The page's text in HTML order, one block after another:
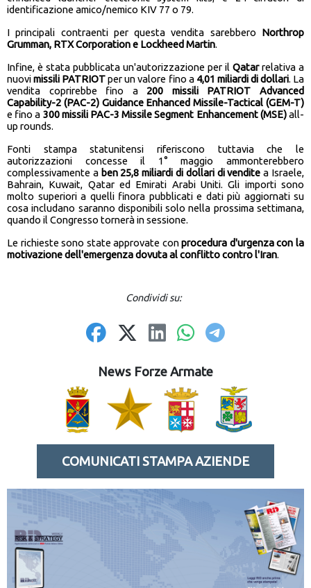
identificazione amico/nemico KIV 77 o 79.
I principali contraenti per questa vendita sarebbero Northrop
Grumman, RTX Corporation e Lockheed Martin.
Infine, è stata pubblicata un'autorizzazione per il Qatarrelativa a
nuovimissili PATRIOTper un valore fino a 4,01 miliardi di dollari. La
vendita coprirebbe fino a 200 missili PATRIOT Advanced
Capability-2 (PAC-2) Guidance Enhanced Missile-Tactical (GEM-T)
e fino a 300 missili PAC-3 Missile Segment Enhancement (MSE)all-
up rounds.
Fonti stampa statunitensi riferiscono tuttavia che le
autorizzazioni concesse il 1° maggio ammonterebbero
complessivamente a ben 25,8 miliardi di dollari di vendite a Israele,
Bahrain, Kuwait, Qatar ed Emirati Arabi Uniti. Gli importi sono
molto superiori a quelli finora pubblicati e dati più aggiornati su
cosa includano saranno disponibili solo nella prossima settimana,
quando il Congresso tornerà in sessione.
Le richieste sono state approvate conprocedura d'urgenza con la
motivazione dell'emergenza dovuta al conflitto contro l'Iran.
Condividi su:
News Forze Armate
COMUNICATI STAMPA AZIENDE